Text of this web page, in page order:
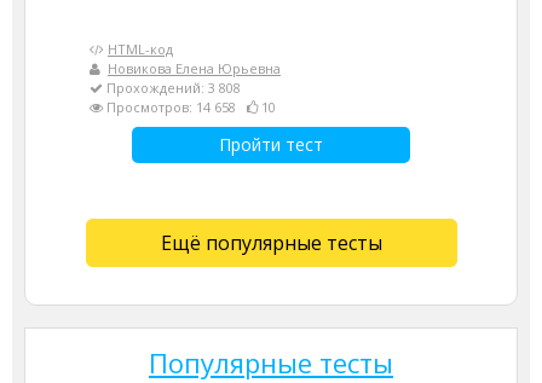
HTML-код
Новикова Елена Юрьевна
Прохождений: 3 808
Просмотров: 14 658
10
Пройти тест
Ещё популярные тесты
Популярные тесты